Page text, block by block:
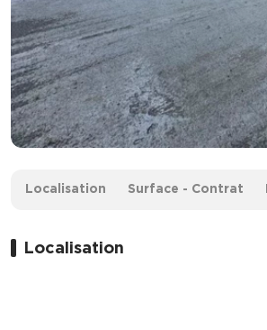
Localisation Surface - Contrat
Localisation